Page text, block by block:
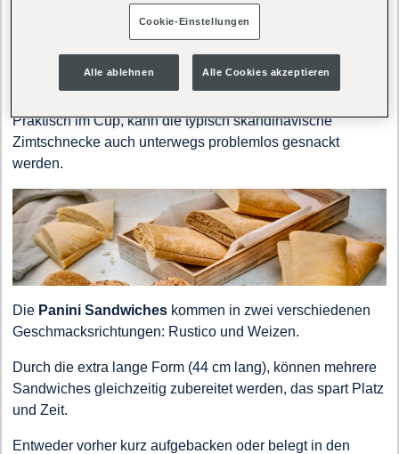
Praktisch im Cup, kann die typisch skandinavische
Zimtschnecke auch unterwegs problemlos gesnackt
werden.
Die Panini Sandwiches kommen in zwei verschiedenen
Geschmacksrichtungen: Rustico und Weizen.
Durch die extra lange Form (44 cm lang), können mehrere
Sandwiches gleichzeitig zubereitet werden, das spart Platz
und Zeit.
Entweder vorher kurz aufgebacken oder belegt in den
Cookie-Einstellungen
Alle ablehnen Alle Cookies akzeptieren